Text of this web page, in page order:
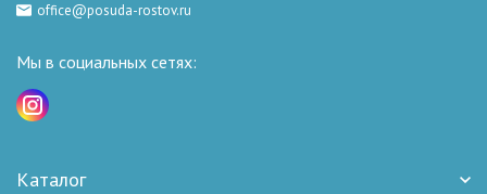
office@posuda-rostov.ru
Мы в социальных сетях:
Каталог